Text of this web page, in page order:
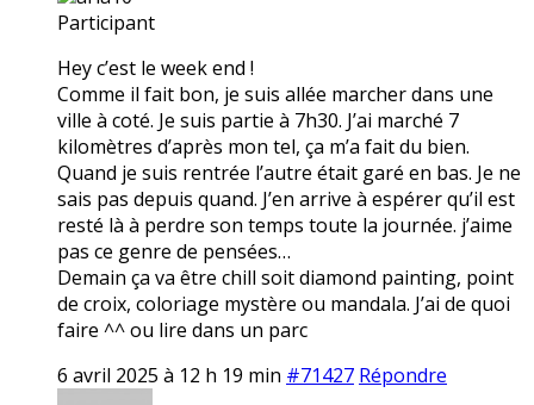
Participant
Hey c’est le week end !
Comme il fait bon, je suis allée marcher dans une
ville à coté. Je suis partie à 7h30. J’ai marché 7
kilomètres d’après mon tel, ça m’a fait du bien.
Quand je suis rentrée l’autre était garé en bas. Je ne
sais pas depuis quand. J’en arrive à espérer qu’il est
resté là à perdre son temps toute la journée. j’aime
pas ce genre de pensées…
Demain ça va être chill soit diamond painting, point
de croix, coloriage mystère ou mandala. J’ai de quoi
faire ^^ ou lire dans un parc
6 avril 2025 à 12 h 19 min #71427 Répondre